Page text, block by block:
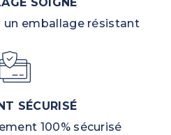
un emballage résistant
SÉCURISÉ
100% sécurisé